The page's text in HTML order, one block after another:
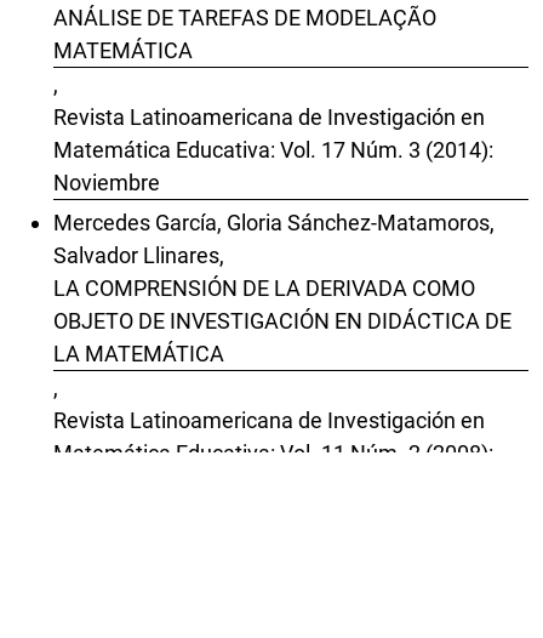
ANÁLISE DE TAREFAS DE MODELAÇÃO
MATEMÁTICA
,
Revista Latinoamericana de Investigación en
Matemática Educativa: Vol. 17 Núm. 3 (2014):
Noviembre
Mercedes García, Gloria Sánchez-Matamoros,
Salvador Llinares,
LA COMPRENSIÓN DE LA DERIVADA COMO
OBJETO DE INVESTIGACIÓN EN DIDÁCTICA DE
LA MATEMÁTICA
,
Revista Latinoamericana de Investigación en
Matemática Educativa: Vol. 11 Núm. 2 (2008):